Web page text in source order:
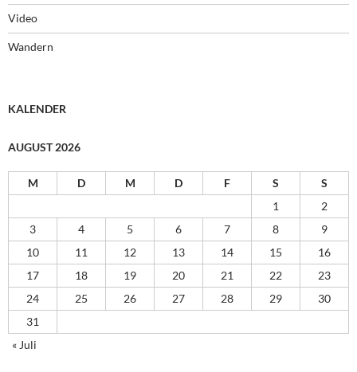
Video
Wandern
KALENDER
AUGUST 2026
M D M D F S
S
1
2
3
4 5 6 7 8
9
10
11 12 13 14 15
16
17
18 19 20 21 22
23
24
25 26 27 28 29
30
31
« Juli